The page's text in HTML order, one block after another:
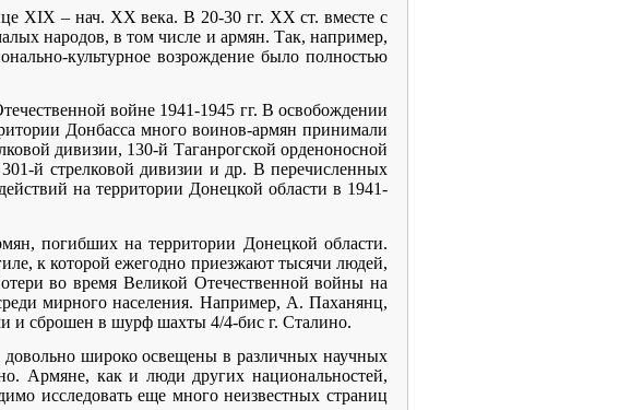
ХІХ – нач. ХХ века. В 20-30 гг. ХХ ст. вместе с
народов, в том числе и армян. Так, например,
культурное возрождение было полностью
войне 1941-1945 гг. В освобождении
Донбасса много воинов-армян принимали
дивизии, 130-й Таганрогской орденоносной
й стрелковой дивизии и др. В перечисленных
на территории Донецкой области в 1941-
погибших на территории Донецкой области.
к которой ежегодно приезжают тысячи людей,
во время Великой Отечественной войны на
мирного населения. Например, А. Паханянц,
и сброшен в шурф шахты 4/4-бис г. Сталино.
широко освещены в различных научных
Армяне, как и люди других национальностей,
исследовать еще много неизвестных страниц